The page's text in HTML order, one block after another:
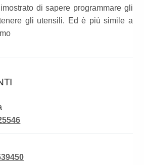
di sapere programmare gli
gli utensili. Ed è più simile a